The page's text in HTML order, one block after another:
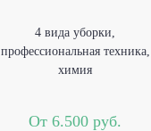
4 вида уборки,
профессиональная техника,
химия
От 6.500 руб.